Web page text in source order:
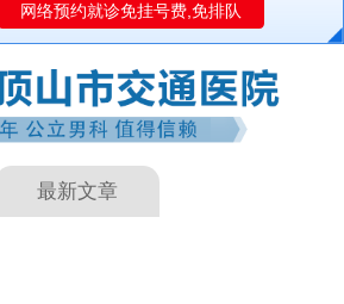
网络预约就诊免挂号费,免排队
最新文章